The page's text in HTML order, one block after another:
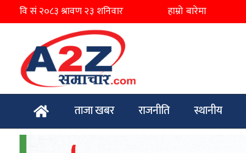
हाम्रो बारेमा
ताजा खबर राजनीति स्थानीय